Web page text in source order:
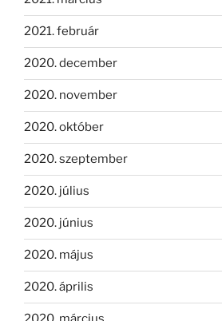
2021. február
2020. december
2020. november
2020. október
2020. szeptember
2020. július
2020. június
2020. május
2020. április